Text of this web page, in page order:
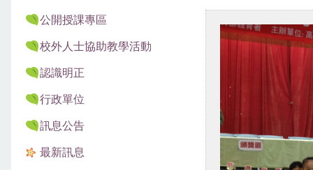
公開授課專區
校外人士協助教學活動
認識明正
行政單位
訊息公告
最新訊息